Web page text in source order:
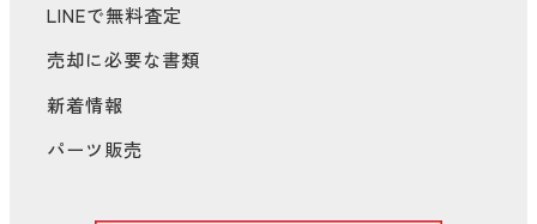
LINEで無料査定
売却に必要な書類
新着情報
パーツ販売